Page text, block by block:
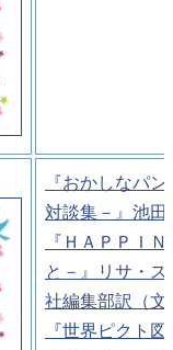
『おかしなパ
対談集－』池
『ＨＡＰＰＩ
と－』リサ・
社編集部訳（文
『世界ピクト